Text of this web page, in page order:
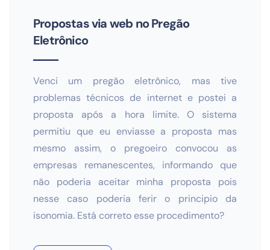
Propostas via web no Pregão
Eletrônico
Venci um pregão eletrônico, mas tive
problemas técnicos de internet e postei a
proposta após a hora limite. O sistema
permitiu que eu enviasse a proposta mas
mesmo assim, o pregoeiro convocou as
empresas remanescentes, informando que
não poderia aceitar minha proposta pois
nesse caso poderia ferir o principio da
isonomia. Está correto esse procedimento?